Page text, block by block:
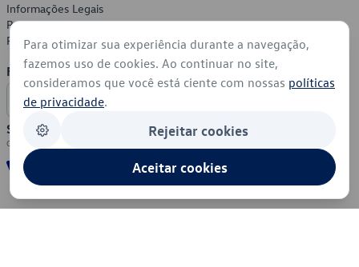
Informações Legais
Política de Privacidade
Política de Cookies
Formas de Pagamento
Segurança
Para otimizar sua experiência durante a navegação,
fazemos uso de cookies. Ao continuar no site,
consideramos que você está ciente com nossas políticas
de privacidade.
Rejeitar cookies
Aceitar cookies